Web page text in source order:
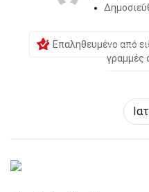
Επαληθευμένο από
γραμμές